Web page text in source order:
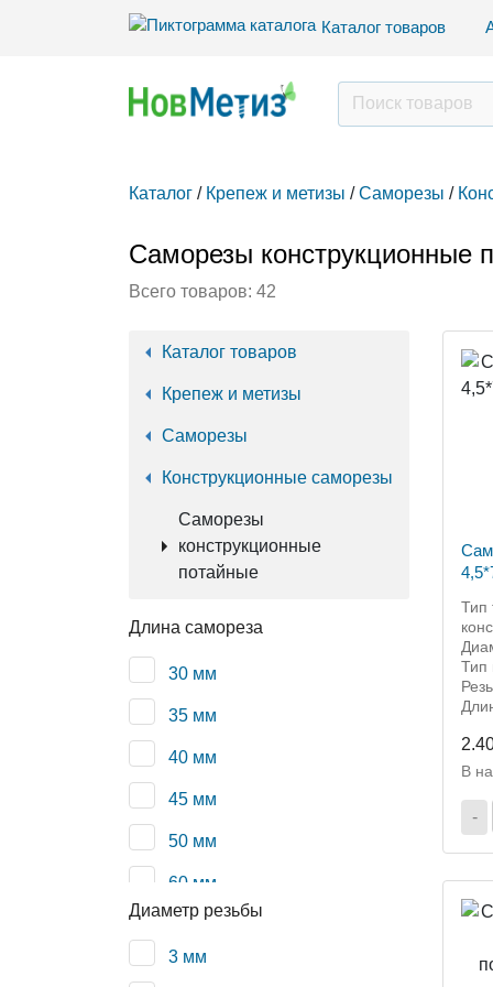
Каталог товаров
Каталог / Крепеж и метизы / Саморезы /
Саморезы конструкционные
Всего товаров: 42
Каталог товаров
Крепеж и метизы
Саморезы
Конструкционные саморезы
Саморезы
конструкционные
потайные
Длина самореза
30 мм
35 мм
40 мм
45 мм
50 мм
60 мм
70 мм
80 мм
Диаметр резьбы
3 мм
Тип
Тип
В
-